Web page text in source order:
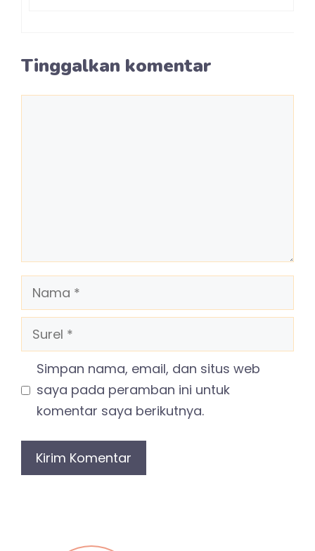
Tinggalkan komentar
Nama
Surel
Simpan nama, email, dan situs web
saya pada peramban ini untuk
komentar saya berikutnya.